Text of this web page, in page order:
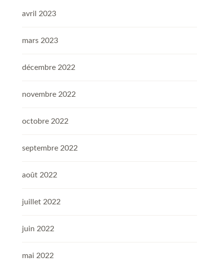
avril 2023
mars 2023
décembre 2022
novembre 2022
octobre 2022
septembre 2022
août 2022
juillet 2022
juin 2022
mai 2022